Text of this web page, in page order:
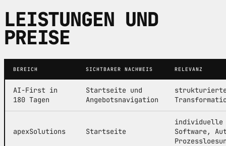
LEISTUNGEN UND
PREISE
BEREICH SICHTBARER NACHWEIS RELEVANZ
AI-First in
180 Tagen
Startseite und
Angebotsnavigation
apexSolutions Startseite
individuelle
Software,